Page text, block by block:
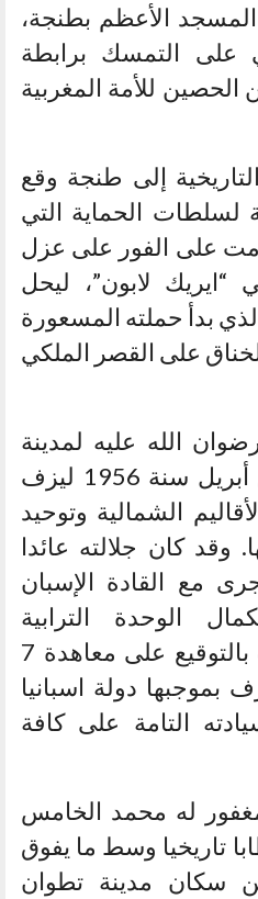
الأعظم بطنجة،
على التمسك برابطة
الحصين للأمة المغربية
إلى طنجة وقع
لسلطات الحماية التي
على الفور على عزل
“ايريك لابون”، ليحل
بدأ حملته المسعورة
على القصر الملكي
الله عليه لمدينة
تطوان في التاسع من أبريل سنة 1956 ليزف
الشمالية وتوحيد
وقد كان جلالته عائدا
مع القادة الإسبان
الوحدة الترابية
للمملكة، والتي توجت بالتوقيع على معاهدة 7
تعترف بموجبها دولة اسبانيا
التامة على كافة
له محمد الخامس
تاريخيا وسط ما يفوق
سكان مدينة تطوان